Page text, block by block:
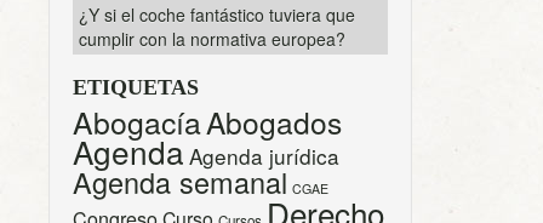
¿Y si el coche fantástico tuviera que
cumplir con la normativa europea?
ETIQUETAS
AbogacíaAbogados
Agenda Agenda jurídica
Agenda semanal CGAE
Derecho